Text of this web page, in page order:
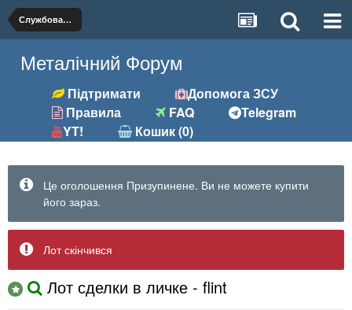
Службова-Оборудки-В-Приватних
Металічний Форум
Підтримати
Допомога ЗСУ
Правила
FAQ
Telegram
YT!
Кошик (0)
Це оголошення Призупинене. Ви не можете купити
його зараз.
Лот скінчився
Лот сделки в личке - flint